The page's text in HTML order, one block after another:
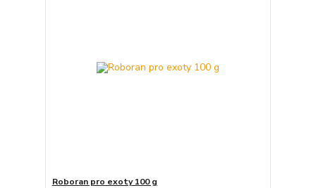
Roboran pro exoty 100 g